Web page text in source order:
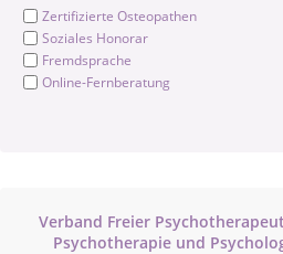
Zertifizierte Osteopathen
Soziales Honorar
Fremdsprache
Online-Fernberatung
Verband Freier
Psychotherapie und